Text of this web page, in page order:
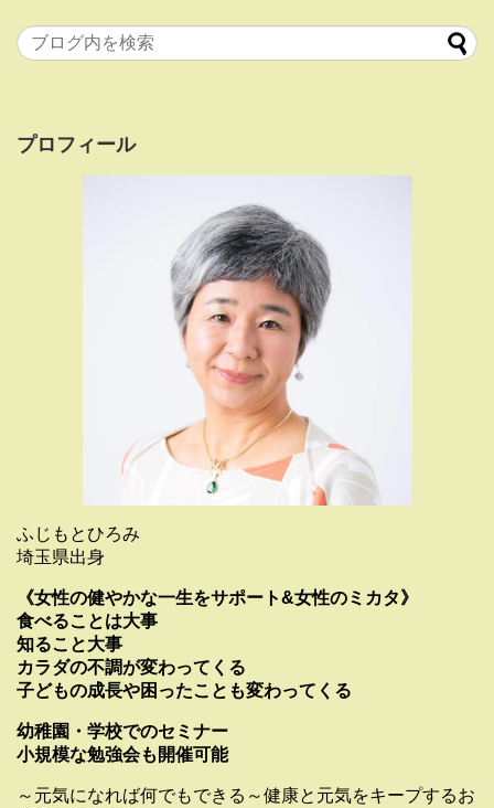
プロフィール
ふじもとひろみ
埼玉県出身
《女性の健やかな一生をサポート&女性のミカタ》
食べることは大事
知ること大事
カラダの不調が変わってくる
子どもの成長や困ったことも変わってくる
幼稚園・学校でのセミナー
小規模な勉強会も開催可能
～元気になれば何でもできる～健康と元気をキープするお